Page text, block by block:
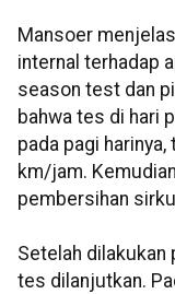
Mansoer
internal terhadap
season test dan
bahwa tes di hari
pada pagi
km/jam.
pembersihan
Setelah dilakukan
tes dilanjutkan.